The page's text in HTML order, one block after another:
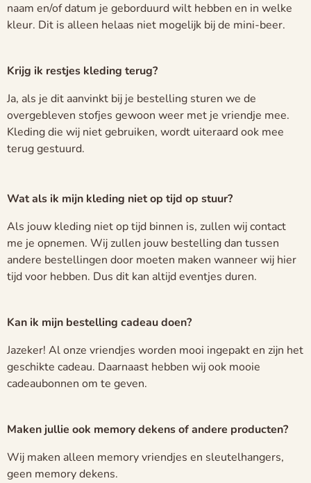
naam en/of datum je geborduurd wilt hebben en in welke
kleur. Dit is alleen helaas niet mogelijk bij de mini-beer.
Krijg ik restjes kleding terug?
Ja, als je dit aanvinkt bij je bestelling sturen we de
overgebleven stofjes gewoon weer met je vriendje mee.
Kleding die wij niet gebruiken, wordt uiteraard ook mee
terug gestuurd.
Wat als ik mijn kleding niet op tijd op stuur?
Als jouw kleding niet op tijd binnen is, zullen wij contact
me je opnemen. Wij zullen jouw bestelling dan tussen
andere bestellingen door moeten maken wanneer wij hier
tijd voor hebben. Dus dit kan altijd eventjes duren.
Kan ik mijn bestelling cadeau doen?
Jazeker! Al onze vriendjes worden mooi ingepakt en zijn het
geschikte cadeau. Daarnaast hebben wij ook mooie
cadeaubonnen om te geven.
Maken jullie ook memory dekens of andere producten?
Wij maken alleen memory vriendjes en sleutelhangers,
geen memory dekens.